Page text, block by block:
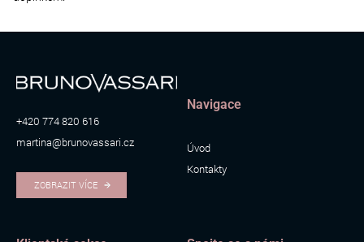
+420 774 820 616
martina@brunovassari.cz
ZOBRAZIT VÍCE
Navigace
Úvod
Kontakty